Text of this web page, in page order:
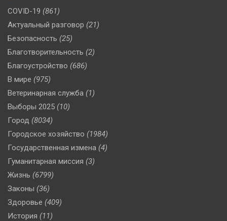
COVID-19 (861)
Актуальный разговор (21)
Безопасность (25)
Благотворительность (2)
Благоустройство (686)
В мире (975)
Ветеринарная служба (1)
Выборы 2025 (10)
Город (8034)
Городское хозяйство (1984)
Государственная измена (4)
Гуманитарная миссия (3)
Жизнь (6799)
Законы (36)
Здоровье (409)
История (11)